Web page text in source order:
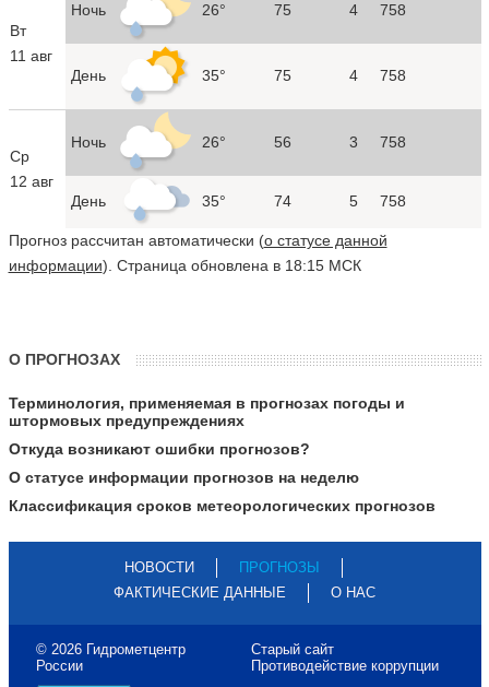
Вт
11 авг
Ночь 26° 75 4 758
День 35° 75 4 758
Ср
12 авг
Ночь 26° 56 3 758
День 35° 74 5 758
Прогноз рассчитан автоматически (о статусе данной
информации). Страница обновлена в 18:15 МСК
О ПРОГНОЗАХ
Терминология, применяемая в прогнозах погоды и
штормовых предупреждениях
Откуда возникают ошибки прогнозов?
О статусе информации прогнозов на неделю
Классификация сроков метеорологических прогнозов
НОВОСТИ
ПРОГНОЗЫ
ФАКТИЧЕСКИЕ ДАННЫЕ
О НАС
© 2026 Гидрометцентр
России
Старый сайт
Противодействие коррупции